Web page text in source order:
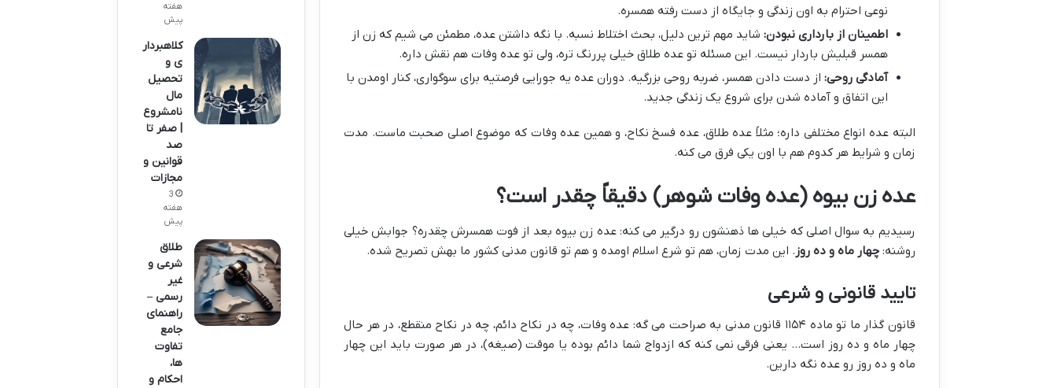
نوعی احترام به اون زندگی و جایگاه از دست رفته همسره.
اطمینان از بارداری نبودن: شاید مهم ترین دلیل، بحث اختلاط نسبه. با نگه داشتن عده، مطمئن می شیم که زن از
همسر قبلیش باردار نیست. این مسئله تو عده طلاق خیلی پررنگ تره، ولی تو عده وفات هم نقش داره.
آمادگی روحی: از دست دادن همسر، ضربه روحی بزرگیه. دوران عده یه جورایی فرصتیه برای سوگواری، کنار اومدن با
این اتفاق و آماده شدن برای شروع یک زندگی جدید.
البته عده انواع مختلفی داره؛ مثلاً عده طلاق، عده فسخ نکاح، و همین عده وفات که موضوع اصلی صحبت ماست. مدت
زمان و شرایط هر کدوم هم با اون یکی فرق می کنه.
عده زن بیوه (عده وفات شوهر) دقیقاً چقدر است؟
رسیدیم به سوال اصلی که خیلی ها ذهنشون رو درگیر می کنه: عده زن بیوه بعد از فوت همسرش چقدره؟ جوابش خیلی
روشنه:چهار ماه و ده روز . این مدت زمان، هم تو شرع اسلام اومده و هم تو قانون مدنی کشور ما بهش تصریح شده.
تایید قانونی و شرعی
قانون گذار ما تو ماده ۱۱۵۴ قانون مدنی به صراحت می گه: عده وفات، چه در نکاح دائم، چه در نکاح منقطع، در هر حال
چهار ماه و ده روز است… یعنی فرقی نمی کنه که ازدواج شما دائم بوده یا موقت (صیغه)، در هر صورت باید این چهار
ماه و ده روز رو عده نگه دارین.
هفته
پیش
کلاهبردار
ی و
تحصیل
مال
نامشروع
| صفر تا
صد
قوانین و
مجازات
3
هفته
پیش
طلاق
شرعی و
غیر
رسمی –
راهنمای
جامع
تفاوت
ها،
احکام و